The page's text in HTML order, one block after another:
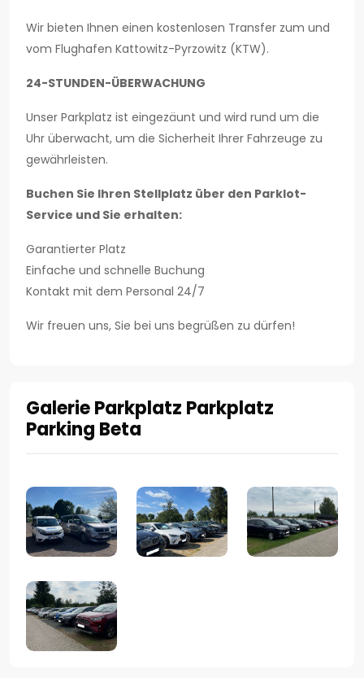
Wir bieten Ihnen einen kostenlosen Transfer zum und
vom Flughafen Kattowitz-Pyrzowitz (KTW).
24-STUNDEN-ÜBERWACHUNG
Unser Parkplatz ist eingezäunt und wird rund um die
Uhr überwacht, um die Sicherheit Ihrer Fahrzeuge zu
gewährleisten.
Buchen Sie Ihren Stellplatz über den Parklot-
Service und Sie erhalten:
Garantierter Platz
Einfache und schnelle Buchung
Kontakt mit dem Personal 24/7
Wir freuen uns, Sie bei uns begrüßen zu dürfen!
Galerie Parkplatz Parkplatz
Parking Beta